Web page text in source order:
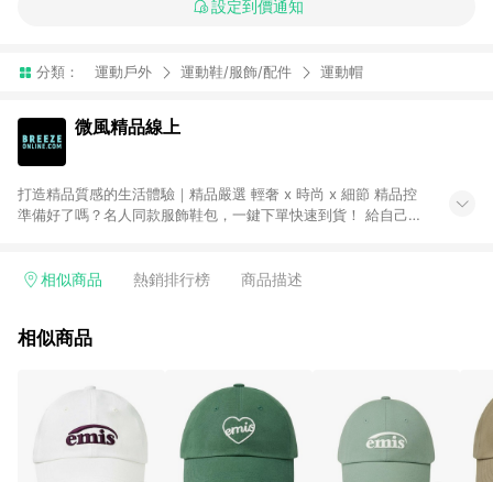
設定到價通知
分類： 運動戶外 運動鞋/服飾/配件 運動帽
微風精品線上
打造精品質感的生活體驗｜精品嚴選 輕奢 x 時尚 x 細節 精品控
準備好了嗎？名人同款服飾鞋包，一鍵下單快速到貨！ 給自己一
一瀏覽器於 24 小時內結帳才享有回饋，點數將於廠商出貨後 30
Breeze Beauty；其餘商品皆不享點數回饋。）
相似商品 熱銷排行榜 商品描述
相似商品